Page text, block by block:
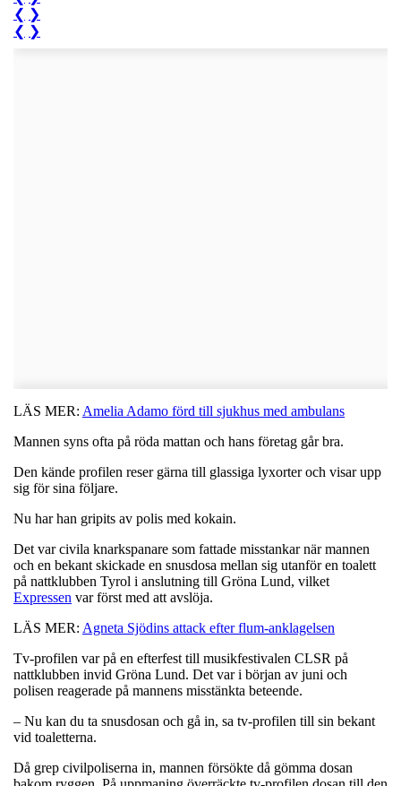
❮ ❯
❮ ❯
LÄS MER: Amelia Adamo förd till sjukhus med ambulans
Mannen syns ofta på röda mattan och hans företag går bra.
Den kände profilen reser gärna till glassiga lyxorter och visar upp
sig för sina följare.
Nu har han gripits av polis med kokain.
Det var civila knarkspanare som fattade misstankar när mannen
och en bekant skickade en snusdosa mellan sig utanför en toalett
på nattklubben Tyrol i anslutning till Gröna Lund, vilket
Expressen var först med att avslöja.
LÄS MER: Agneta Sjödins attack efter flum-anklagelsen
Tv-profilen var på en efterfest till musikfestivalen CLSR på
nattklubben invid Gröna Lund. Det var i början av juni och
polisen reagerade på mannens misstänkta beteende.
– Nu kan du ta snusdosan och gå in, sa tv-profilen till sin bekant
vid toaletterna.
Då grep civilpoliserna in, mannen försökte då gömma dosan